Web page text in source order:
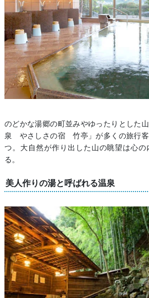
のどかな湯郷の町並みやゆったりとした
泉 やさしさの宿 竹亭」が多くの旅行客
つ。大自然が作り出した山の眺望は心
る。
美人作りの湯と呼ばれる温泉